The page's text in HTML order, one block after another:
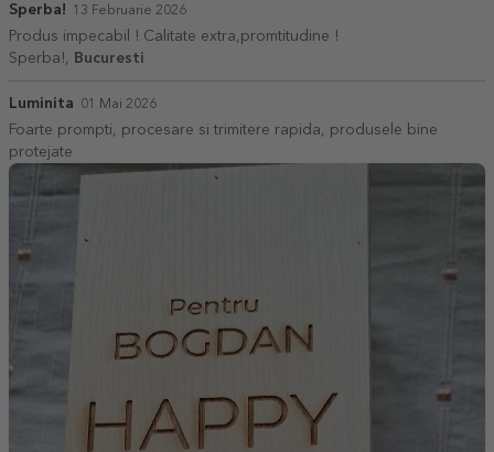
Sperba! 13 Februarie 2026
Produs impecabil ! Calitate extra,promtitudine !
Sperba!,
Bucuresti
Luminita 01 Mai 2026
Foarte prompti, procesare si trimitere rapida, produsele bine
protejate